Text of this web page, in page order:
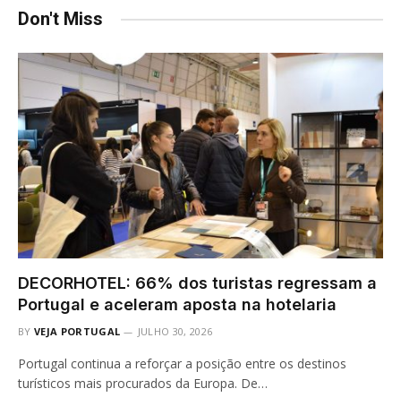
Don't Miss
DECORHOTEL: 66% dos turistas regressam a
Portugal e aceleram aposta na hotelaria
BY VEJA PORTUGAL JULHO 30, 2026
Portugal continua a reforçar a posição entre os destinos
turísticos mais procurados da Europa. De…